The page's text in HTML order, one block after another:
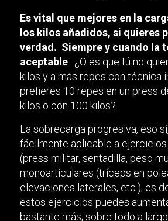
Es vital que mejores en la
los kilos añadidos, si quieres
verdad. Siempre y cuando la
aceptable . ¿O es que tú no
kilos y a más repes con técnica
prefieres 10 repes en un press
kilos o con 100 kilos?
La sobrecarga progresiva, eso
fácilmente aplicable a
(press militar, sentadilla, peso
monoarticulares (tríceps en
elevaciones laterales, etc.), es
estos ejercicios puedes
bastante más, sobre todo a largo